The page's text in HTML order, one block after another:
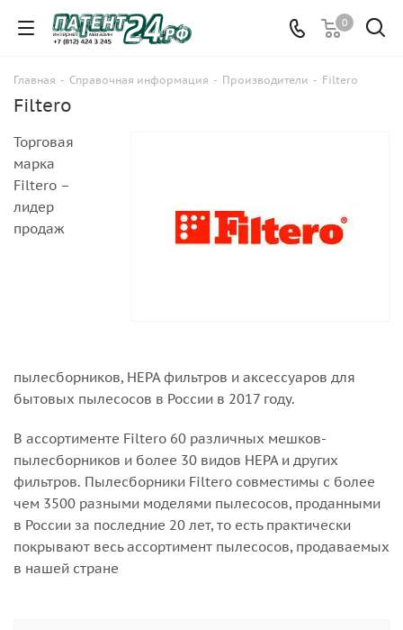
0
Главная - Справочная информация - Производители - Filtero
Filtero
Торговая
марка
Filtero –
лидер
продаж
пылесборников, НЕРА фильтров и аксессуаров для
бытовых пылесосов в России в 2017 году.
В ассортименте Filtero 60 различных мешков-
пылесборников и более 30 видов НЕРА и других
фильтров. Пылесборники Filtero совместимы с более
чем 3500 разными моделями пылесосов, проданными
в России за последние 20 лет, то есть практически
покрывают весь ассортимент пылесосов, продаваемых
в нашей стране